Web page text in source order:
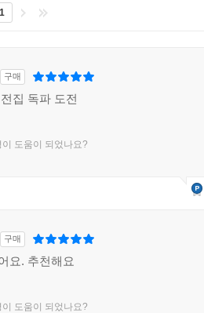
1
구매
집 독파 도전
이 도움이 되었나요?
구매
요. 추천해요
이 도움이 되었나요?